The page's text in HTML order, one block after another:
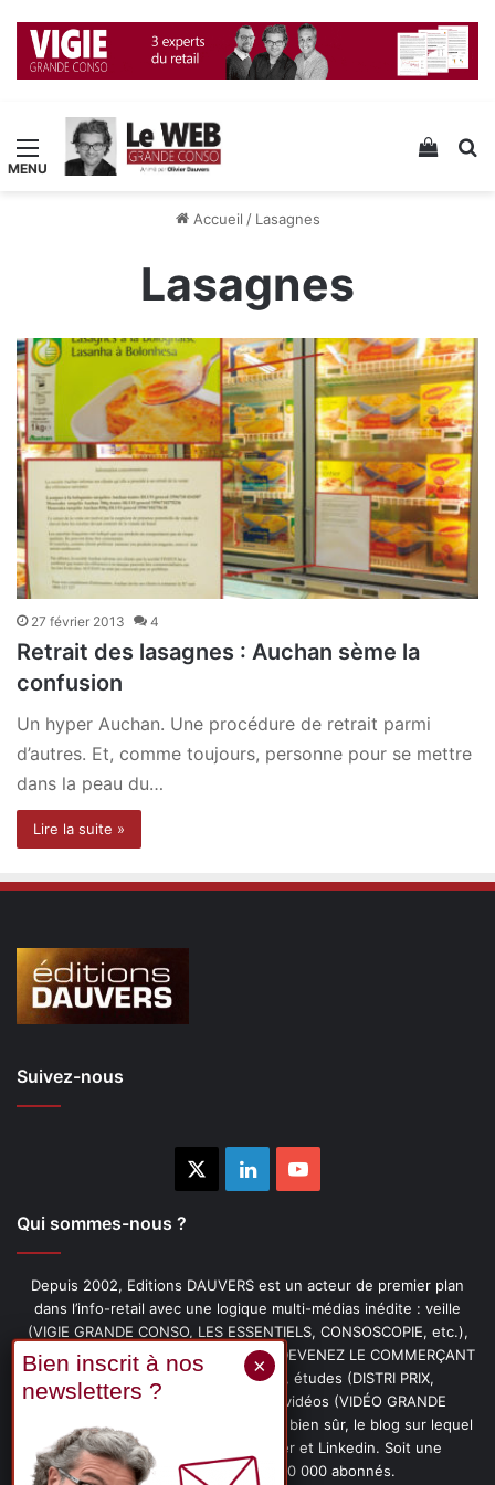
Menu Voir
Accueil / Lasagnes
Lasagnes
27 février 2013 4
Retrait des lasagnes : Auchan sème la
confusion
Un hyper Auchan. Une procédure de retrait parmi
d’autres. Et, comme toujours, personne pour se mettre
dans la peau du…
Lire la suite »
Suivez-nous
LinkedinYouTube
Qui sommes-nous ?
Depuis 2002, Editions DAUVERS est un acteur de premier plan
dans l’info-retail avec une logique multi-médias inédite : veille
(VIGIE GRANDE CONSO, LES ESSENTIELS, CONSOSCOPIE, etc.),
livres (PENSER-CLIENT, IMAGE-PRIX, DEVENEZ LE COMMERÇANT
PRÉFÉRÉ DE VOS CLIENTS, etc.), études (DISTRI PRIX,
PROMOFLASH, DRIVE INSIGHTS), vidéos (VIDÉO GRANDE
CONSO), podcasts (CAFÉ CONSO) et, bien sûr, le blog sur lequel
vous êtes, ainsi que les fils Twitter et Linkedin. Soit une
communauté de plus de 150 000 abonnés.